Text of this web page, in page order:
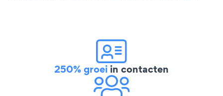
250% groei in contacten